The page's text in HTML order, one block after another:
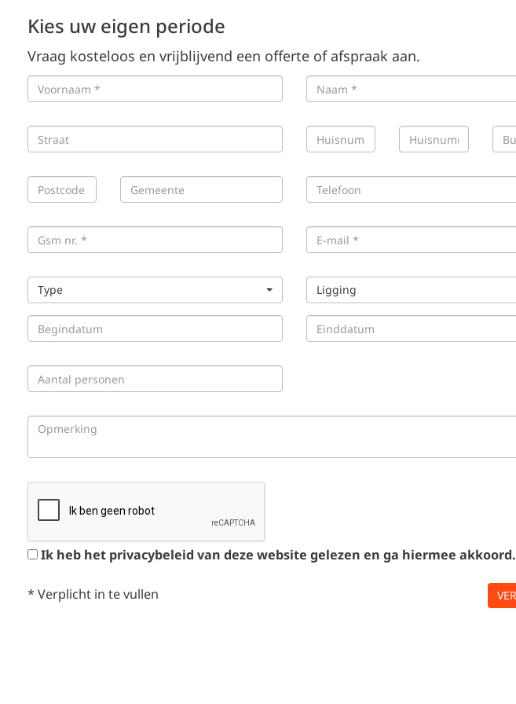
Kies uw eigen periode
Vraag kosteloos en vrijblijvend een offerte of afspraak aan.
Type Ligging
Ik heb het privacybeleid van deze website gelezen en ga hiermee akkoord.
* Verplicht in te vullen